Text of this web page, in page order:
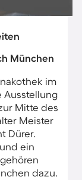
München
im
Ausstellung
Mitte des
Meister
Dürer.
und ein
dazu.